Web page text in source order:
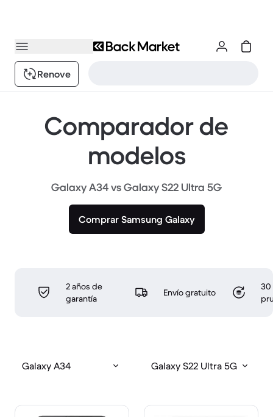
Renove
Comparador de
modelos
Galaxy A34 vs Galaxy S22 Ultra 5G
Comprar Samsung Galaxy
2 años de
garantía
Envío gratuito
30
Galaxy A34 Galaxy S22 Ultra 5G